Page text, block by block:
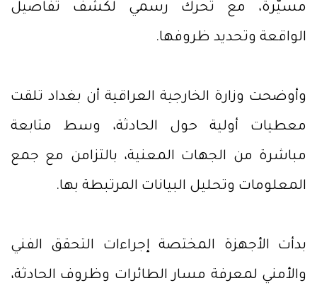
مسيّرة، مع تحرك رسمي لكشف تفاصيل
الواقعة وتحديد ظروفها.
وأوضحت وزارة الخارجية العراقية أن بغداد تلقت
معطيات أولية حول الحادثة، وسط متابعة
مباشرة من الجهات المعنية، بالتزامن مع جمع
المعلومات وتحليل البيانات المرتبطة بها.
بدأت الأجهزة المختصة إجراءات التحقق الفني
والأمني لمعرفة مسار الطائرات وظروف الحادثة،